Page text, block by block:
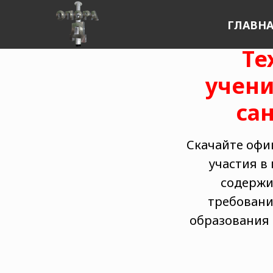
Скачайте
участия